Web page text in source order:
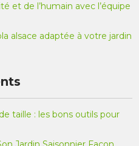
et de l’humain avec l’équipe
alsace adaptée à votre jardin
taille : les bons outils pour